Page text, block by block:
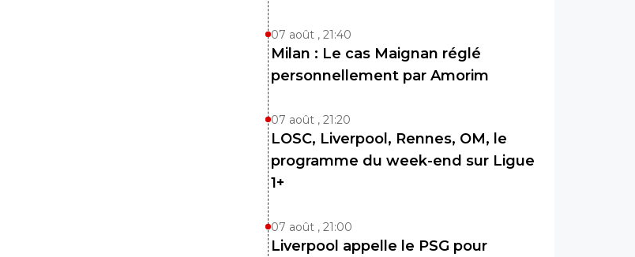
07 août , 21:40
Milan : Le cas Maignan réglé
personnellement par Amorim
07 août , 21:20
LOSC, Liverpool, Rennes, OM, le
programme du week-end sur Ligue
1+
07 août , 21:00
Liverpool appelle le PSG pour